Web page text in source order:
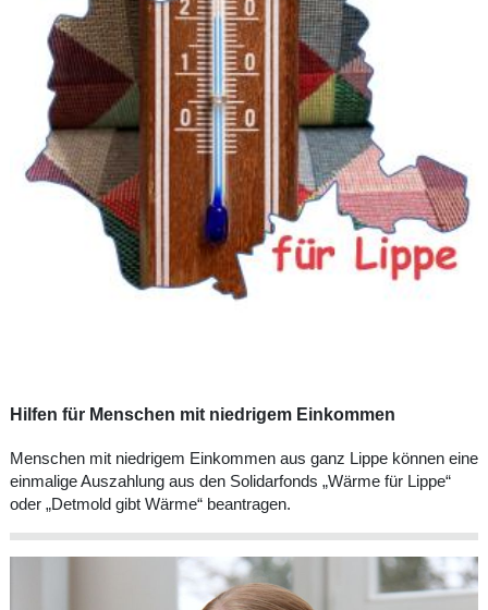
Hilfen für Menschen mit niedrigem Einkommen
Menschen mit niedrigem Einkommen aus ganz Lippe können eine
einmalige Auszahlung aus den Solidarfonds „Wärme für Lippe“
oder „Detmold gibt Wärme“ beantragen.